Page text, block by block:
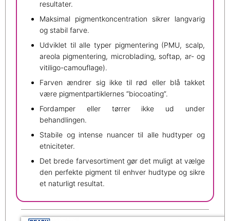
resultater.
Maksimal pigmentkoncentration sikrer langvarig
og stabil farve.
Udviklet til alle typer pigmentering (PMU, scalp,
areola pigmentering, microblading, softap, ar- og
vitiligo-camouflage).
Farven ændrer sig ikke til rød eller blå takket
være pigmentpartiklernes “biocoating”.
Fordamper eller tørrer ikke ud under
behandlingen.
Stabile og intense nuancer til alle hudtyper og
etniciteter.
Det brede farvesortiment gør det muligt at vælge
den perfekte pigment til enhver hudtype og sikre
et naturligt resultat.